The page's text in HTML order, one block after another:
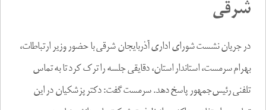
شرقی
در جریان نشست شورای اداری آذربایجان شرقی با حضور وزیر ارتباطات،
بهرام سرمست، استاندار استان، دقایقی جلسه را ترک کرد تا به تماس
تلفنی رئیس‌جمهور پاسخ دهد. سرمست گفت: دکتر پزشکیان در این